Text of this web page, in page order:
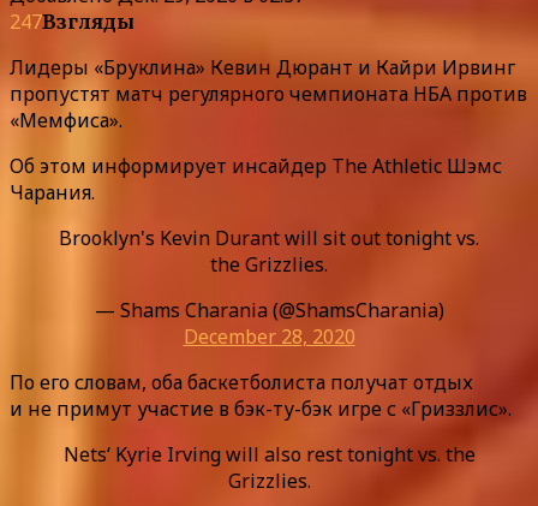
247Взгляды
Лидеры «Бруклина» Кевин Дюрант и Кайри Ирвинг
пропустят матч регулярного чемпионата НБА против
«Мемфиса».
Об этом информирует инсайдер The Athletic Шэмс
Чарания.
Brooklyn's Kevin Durant will sit out tonight vs.
the Grizzlies.
— Shams Charania (@ShamsCharania)
December 28, 2020
По его словам, оба баскетболиста получат отдых
и не примут участие в бэк-ту-бэк игре с «Гриззлис».
Nets‘ Kyrie Irving will also rest tonight vs. the
Grizzlies.